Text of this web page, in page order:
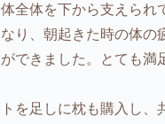
全体を下から支えられ
り、朝起きた時の体の
できました。とても満
を足しに枕も購入し、